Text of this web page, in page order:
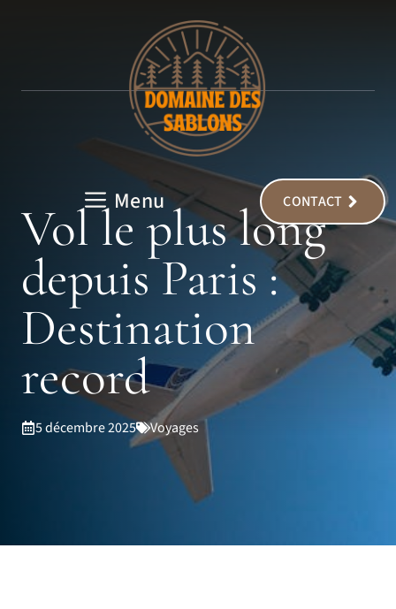
Menu CONTACT
Vol le plus long
depuis Paris :
Destination
record
5 décembre 2025 Voyages